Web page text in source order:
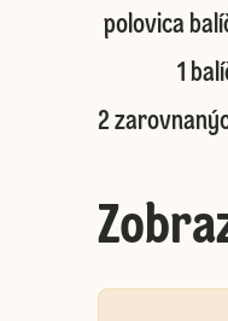
polovica
1
2